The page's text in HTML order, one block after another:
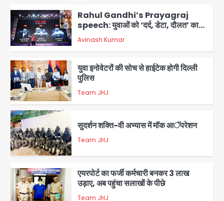
2
संदेश, बीजेपी का वार
Avinash Kumar
3
Team JHJ
4
सुदर्शन शक्ति-वी अभ्यास में मॉक आॅपरेशन
Team JHJ